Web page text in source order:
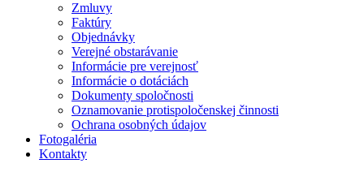
Zmluvy
Faktúry
Objednávky
Verejné obstarávanie
Informácie pre verejnosť
Informácie o dotáciách
Dokumenty spoločnosti
Oznamovanie protispoločenskej činnosti
Ochrana osobných údajov
Fotogaléria
Kontakty